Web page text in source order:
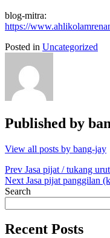
blog-mitra:
https://
Posted in Uncategorized
Published by
View all posts by bang-jay
Post
navigation
Prev Jasa pijat / tukang
Next Jasa pijat panggilan
Search
Recent Posts